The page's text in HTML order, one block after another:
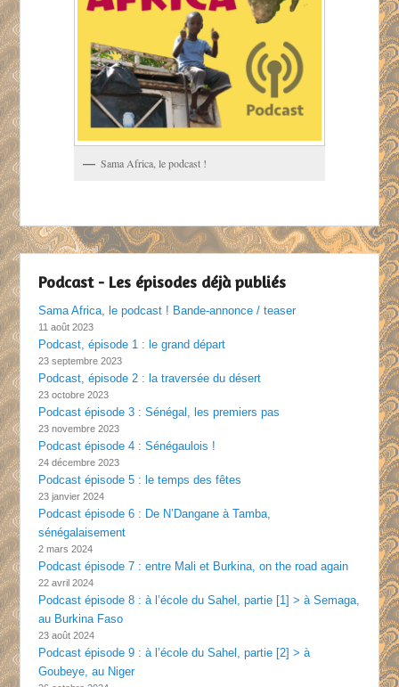
Sama Africa, le podcast !
Podcast - Les épisodes déjà publiés
Sama Africa, le podcast ! Bande-annonce / teaser
11 août 2023
Podcast, épisode 1 : le grand départ
23 septembre 2023
Podcast, épisode 2 : la traversée du désert
23 octobre 2023
Podcast épisode 3 : Sénégal, les premiers pas
23 novembre 2023
Podcast épisode 4 : Sénégaulois !
24 décembre 2023
Podcast épisode 5 : le temps des fêtes
23 janvier 2024
Podcast épisode 6 : De N’Dangane à Tamba,
sénégalaisement
2 mars 2024
Podcast épisode 7 : entre Mali et Burkina, on the road again
22 avril 2024
Podcast épisode 8 : à l’école du Sahel, partie [1] > à Semaga,
au Burkina Faso
23 août 2024
Podcast épisode 9 : à l’école du Sahel, partie [2] > à
Goubeye, au Niger